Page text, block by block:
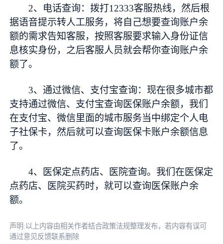
2、电话查询：拨打12333客服热线，然后根
据语音提示转人工服务，将自己想要查询账户余
额的需求告知客服，按照客服要求输入身份证信
息核实身份，之后客服人员就会帮你查询账户余
额了。
3、通过微信、支付宝查询：现在很多城市都
支持通过微信、支付宝查询医保账户余额，我们
在支付宝、微信里面的城市服务当中绑定个人电
子社保卡，然后就可以查询医保卡账户余额信息
了。
4、医保定点药店、医院查询。我们在医保定
点药店、医院买药时，就可以查询医保账户余
额。
声明:以上内容由相关作者结合政策法规整理发布，若内容有误可
通过意见反馈联系删除